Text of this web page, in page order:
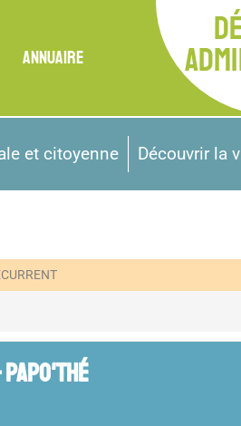
ANNUAIRE
et citoyenne Découvrir la